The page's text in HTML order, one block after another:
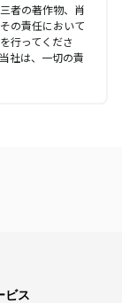
者の著作物、肖
の責任において
行ってくださ
社は、一切の責
ビス